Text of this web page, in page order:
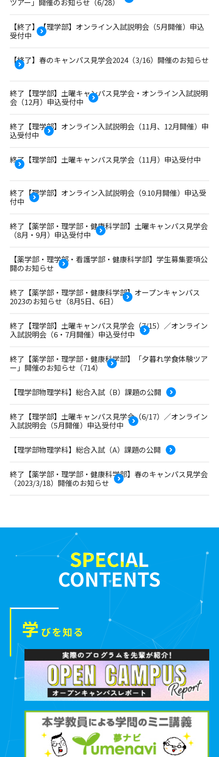
ツアー」開催のお知らせ（6/28）
【終了】【理学部】オンライン入試説明会（5月開催）申込
受付中
【終了】春のキャンパス見学会2024（3/16）開催のお知らせ
終了【理学部】土曜キャンパス見学会・オンライン入試説明
会（12月）申込受付中
終了【理学部】オンライン入試説明会（11月、12月開催）申
込受付中
終了【理学部】土曜キャンパス見学会（11月）申込受付中
終了【理学部】オンライン入試説明会（9.10月開催）申込受
付中
終了【薬学部・理学部・健康科学部】土曜キャンパス見学会
（8月・9月）申込受付中
【薬学部・理学部・看護学部・健康科学部】学生募集要項公
開のお知らせ
終了【薬学部・理学部・健康科学部】オープンキャンパス
2023のお知らせ（8月5日、6日）
終了【理学部】土曜キャンパス見学会（7/15）／オンライン
入試説明会（6・7月開催）申込受付中
終了【薬学部・理学部・健康科学部】「夕暮れ学食体験ツア
ー」開催のお知らせ（714）
【理学部物理学科】総合入試（B）課題の公開
終了【理学部】土曜キャンパス見学会（6/17）／オンライン
入試説明会（5月開催）申込受付中
【理学部物理学科】総合入試（A）課題の公開
終了【薬学部・理学部・健康科学部】春のキャンパス見学会
（2023/3/18）開催のお知らせ
学 びを知る